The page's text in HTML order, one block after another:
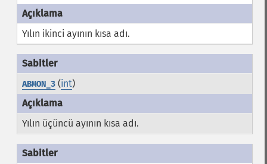
Yılın ikinci ayının kısa adı.
ABMON_3(int)
Yılın üçüncü ayının kısa adı.